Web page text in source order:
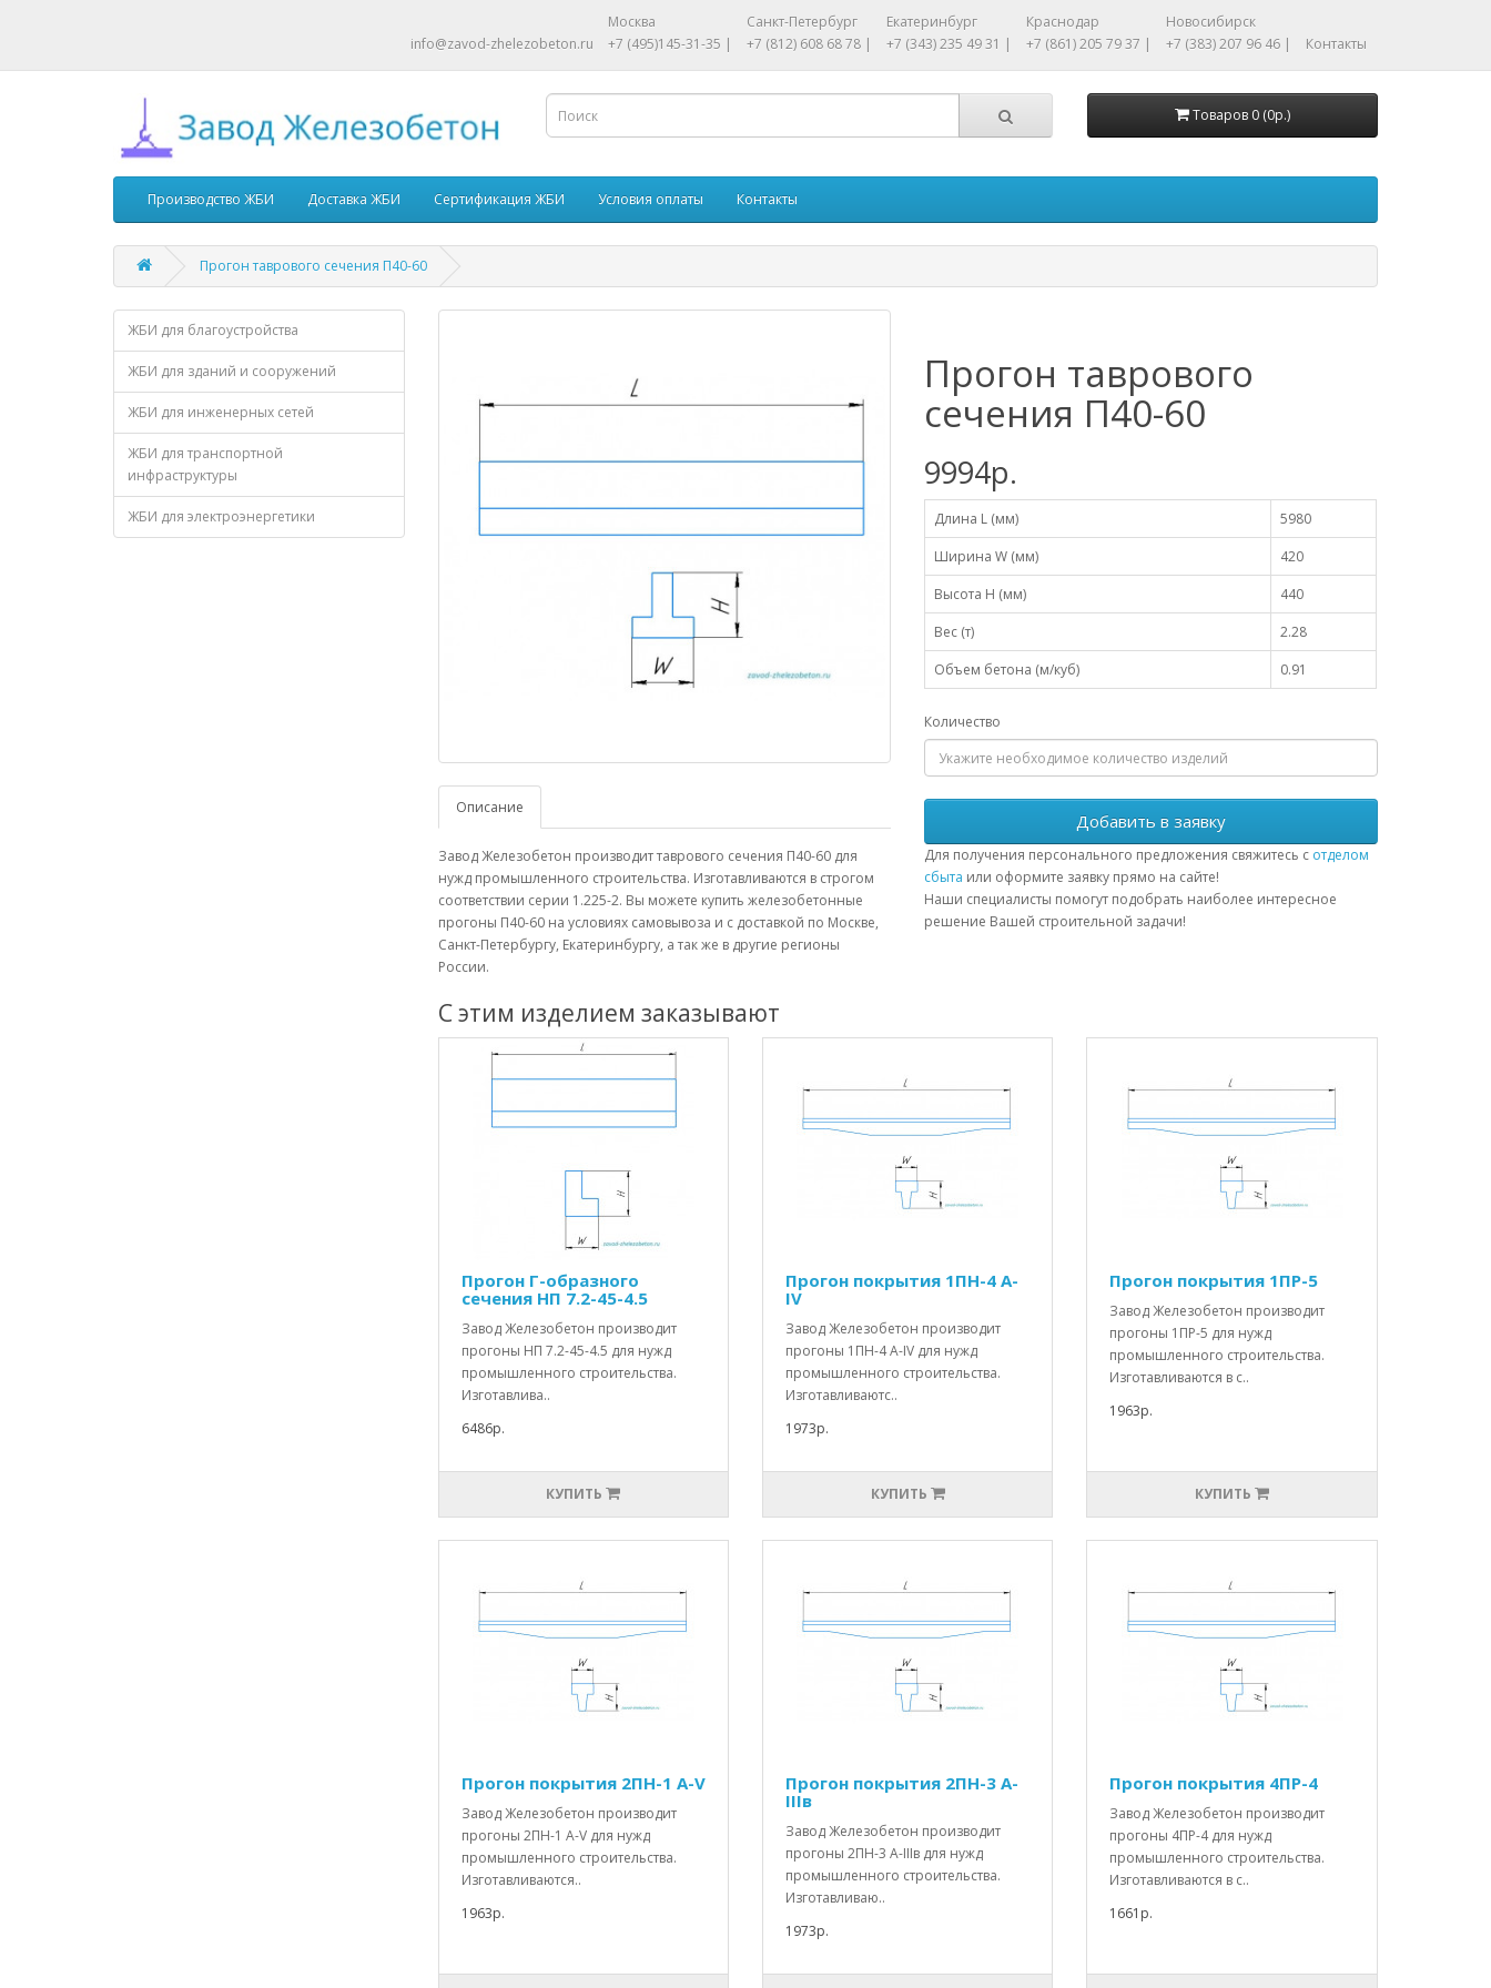
info@zavod-zhelezobeton.ru
Москва
+7 (495)145-31-35 |
Санкт-Петербург
+7 (812) 608 68 78 |
Екатеринбург
+7 (343) 235 49 31 |
Краснодар
+7 (861) 205 79 37 |
Новосибирск
+7 (383) 207 96 46 |
Контакты
Товаров 0 (0р.)
Производство ЖБИ Доставка ЖБИ Сертификация ЖБИ Условия оплаты Контакты
Прогон таврового сечения П40-60
ЖБИ для благоустройства
ЖБИ для зданий и сооружений
ЖБИ для инженерных сетей
ЖБИ для транспортной
инфраструктуры
ЖБИ для электроэнергетики
Описание
Завод Железобетон производит таврового сечения П40-60 для
нужд промышленного строительства. Изготавливаются в строгом
соответствии серии 1.225-2. Вы можете купить железобетонные
прогоны П40-60 на условиях самовывоза и с доставкой по Москве,
Санкт-Петербургу, Екатеринбургу, а так же в другие регионы
России.
Прогон таврового
сечения П40-60
9994р.
Длина L (мм)
5980
Ширина W (мм)
420
Высота H (мм)
440
Вес (т)
2.28
Объем бетона (м/куб)
0.91
Количество
Добавить в заявку
Для получения персонального предложения свяжитесь с отделом
сбыта или оформите заявку прямо на сайте!
Наши специалисты помогут подобрать наиболее интересное
решение Вашей строительной задачи!
С этим изделием заказывают
Прогон Г-образного
сечения НП 7.2-45-4.5
Завод Железобетон производит
прогоны НП 7.2-45-4.5 для нужд
промышленного строительства.
Изготавлива..
6486р.
КУПИТЬ
Прогон покрытия 1ПН-4 А-
IV
Завод Железобетон производит
прогоны 1ПН-4 А-IV для нужд
промышленного строительства.
Изготавливаютс..
1973р.
КУПИТЬ
Прогон покрытия 1ПР-5
Завод Железобетон производит
прогоны 1ПР-5 для нужд
промышленного строительства.
Изготавливаются в с..
1963р.
КУПИТЬ
Прогон покрытия 2ПН-1 А-V
Завод Железобетон производит
прогоны 2ПН-1 А-V для нужд
промышленного строительства.
Изготавливаются..
1963р.
Прогон покрытия 2ПН-3 А-
IIIв
Завод Железобетон производит
прогоны 2ПН-3 А-IIIв для нужд
промышленного строительства.
Изготавливаю..
1973р.
Прогон покрытия 4ПР-4
Завод Железобетон производит
прогоны 4ПР-4 для нужд
промышленного строительства.
Изготавливаются в с..
1661р.